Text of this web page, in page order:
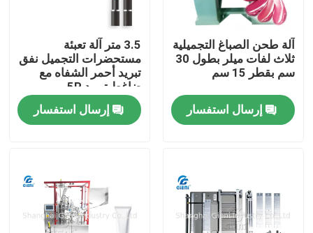
المنزل
فيديوهات
آلة طحن الصباغ التجميلية
ثلاث لفات ميلر بطول 30
سم بقطر 15 سم
إرسال استفسار
3.5 متر آلة تعبئة
مستحضرات التجميل نفق
تبريد أحمر الشفاه مع
ضاغط تبريد 5P
إرسال استفسار